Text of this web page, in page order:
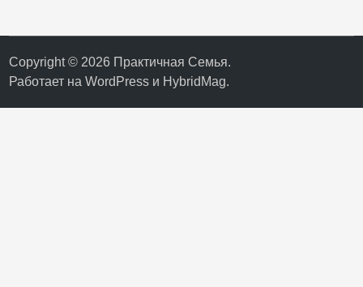
Copyright © 2026 Практичная Семья.
Работает наWordPress и HybridMag.